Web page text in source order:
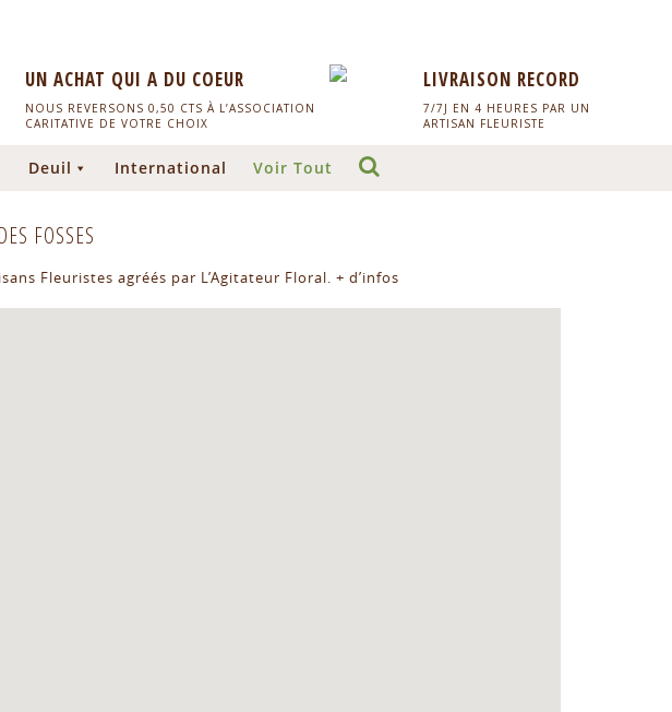
UN ACHAT QUI A DU COEUR
NOUS REVERSONS 0,50 CTS À L’ASSOCIATION
CARITATIVE DE VOTRE CHOIX
LIVRAISON RECORD
7/7J EN 4 HEURES PAR UN
ARTISAN FLEURISTE
Deuil International Voir Tout
FOSSES
Fleuristes agréés par L’Agitateur Floral. + d’infos